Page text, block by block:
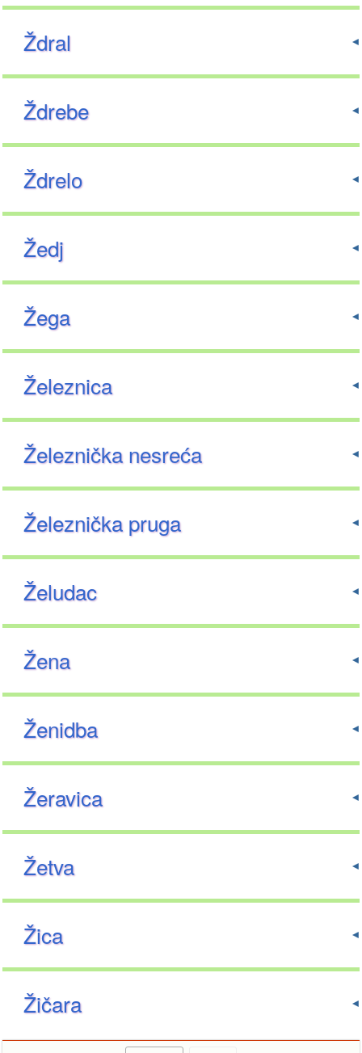
Ždral
Ždrebe
Ždrelo
Žedj
Žega
Železnica
Železnička nesreća
Železnička pruga
Želudac
Žena
Ženidba
Žeravica
Žetva
Žica
Žičara